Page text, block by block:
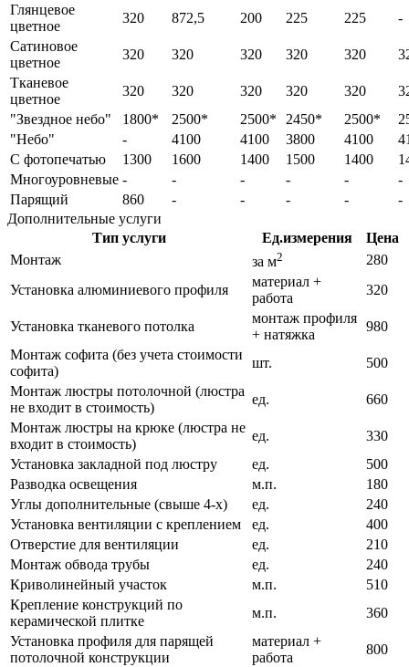
Глянцевое
цветное
320 872,5 200 225 225
-
Сатиновое
цветное
320 320 320 320 320
Тканевое
цветное
320 320 320 320 320
"Звездное небо"
1800* 2500* 2500* 2450* 2500*
"Небо"
- 4100 4100 3800 4100
С фотопечатью
1300 1600 1400 1500 1400
Многоуровневые - - - - -
-
Парящий
860 - - - -
-
Дополнительные услуги
Тип услуги
Ед.измерения
Цена
Монтаж
за м2
280
Установка алюминиевого профиля
материал +
работа
320
Установка тканевого потолка
монтаж профиля
+ натяжка
980
Монтаж софита (без учета стоимости
софита)
шт.
500
Монтаж люстры потолочной (люстра
не входит в стоимость)
ед.
660
Монтаж люстры на крюке (люстра не
входит в стоимость)
ед.
330
Установка закладной под люстру
ед.
500
Разводка освещения
м.п.
180
Углы дополнительные (свыше 4-х)
ед.
240
Установка вентиляции с креплением
ед.
400
Отверстие для вентиляции
ед.
210
Монтаж обвода трубы
ед.
240
Криволинейный участок
м.п.
510
Крепление конструкций по
керамической плитке
м.п.
360
Установка профиля для парящей
потолочной конструкции
материал +
работа
800